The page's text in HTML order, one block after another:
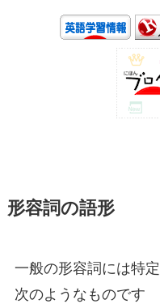
形容詞の語形
一般の形容詞には特
次のようなものです